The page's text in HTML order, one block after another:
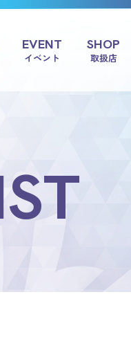
EVENT
イベント
SHOP
取扱店